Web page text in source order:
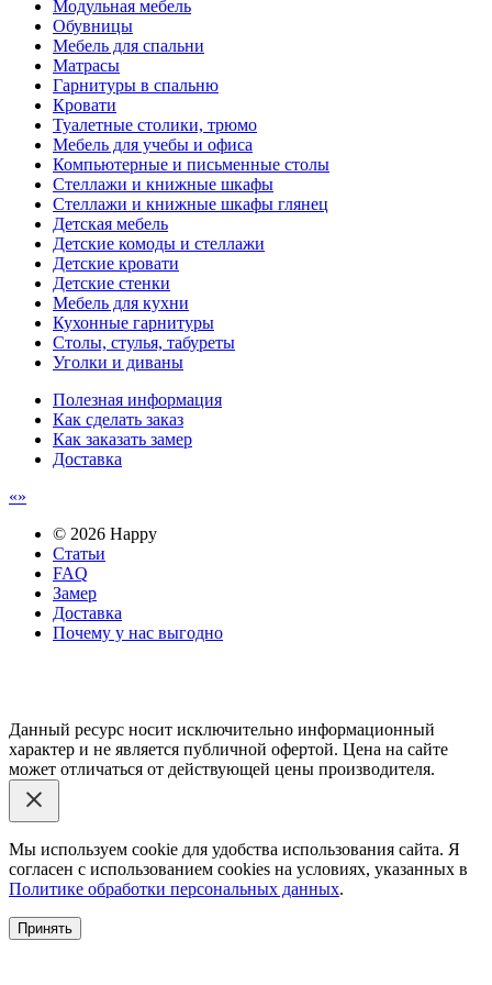
Модульная мебель
Обувницы
Мебель для спальни
Матрасы
Гарнитуры в спальню
Кровати
Туалетные столики, трюмо
Мебель для учебы и офиса
Компьютерные и письменные столы
Стеллажи и книжные шкафы
Стеллажи и книжные шкафы глянец
Детская мебель
Детские комоды и стеллажи
Детские кровати
Детские стенки
Мебель для кухни
Кухонные гарнитуры
Столы, стулья, табуреты
Уголки и диваны
Полезная информация
Как сделать заказ
Как заказать замер
Доставка
© 2026 Happy
Статьи
FAQ
Замер
Доставка
Почему у нас выгодно
Данный ресурс носит исключительно информационный
характер и не является публичной офертой. Цена на сайте
может отличаться от действующей цены производителя.
Мы используем cookie для удобства использования сайта. Я
согласен с использованием cookies на условиях, указанных в
Политике обработки персональных данных.
Принять